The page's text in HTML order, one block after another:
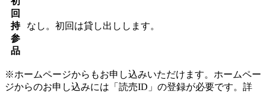
回
持
参
品
なし。初回は貸し出しします。
※ホームページからもお申し込みいただけます。ホームペー
ジからのお申し込みには「読売ID」の登録が必要です。詳